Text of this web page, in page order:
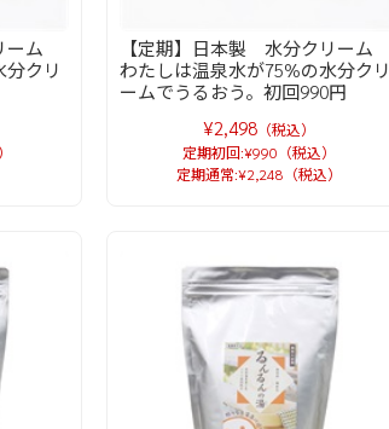
ーム
クリ
【定期】日本製 水分クリーム
わたしは温泉水が75%の水分クリ
ームでうるおう。初回990円
¥2,498 （税込）
定期初回:¥990（税込）
定期通常:¥2,248（税込）